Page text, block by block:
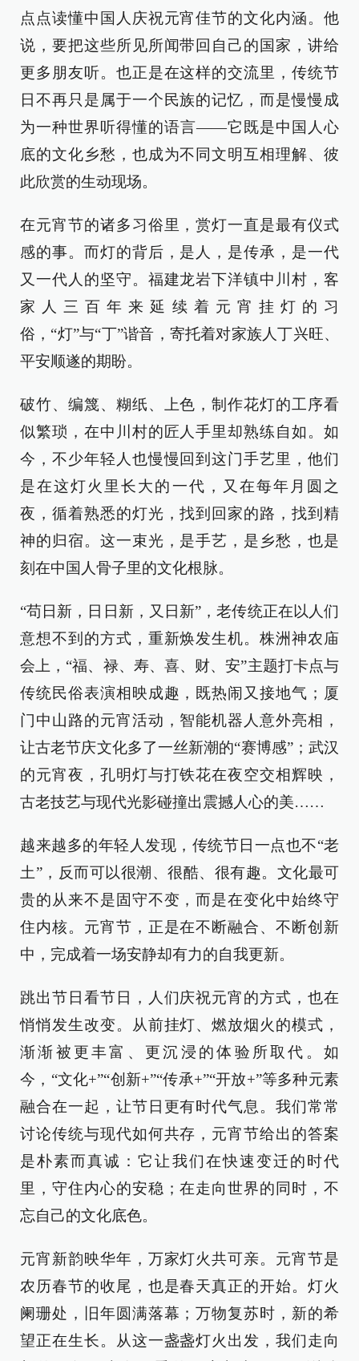
点点读懂中国人庆祝元宵佳节的文化内涵。他
说，要把这些所见所闻带回自己的国家，讲给
更多朋友听。也正是在这样的交流里，传统节
日不再只是属于一个民族的记忆，而是慢慢成
为一种世界听得懂的语言——它既是中国人心
底的文化乡愁，也成为不同文明互相理解、彼
此欣赏的生动现场。
在元宵节的诸多习俗里，赏灯一直是最有仪式
感的事。而灯的背后，是人，是传承，是一代
又一代人的坚守。福建龙岩下洋镇中川村，客
家人三百年来延续着元宵挂灯的习
俗，“灯”与“丁”谐音，寄托着对家族人丁兴旺、
平安顺遂的期盼。
破竹、编篾、糊纸、上色，制作花灯的工序看
似繁琐，在中川村的匠人手里却熟练自如。如
今，不少年轻人也慢慢回到这门手艺里，他们
是在这灯火里长大的一代，又在每年月圆之
夜，循着熟悉的灯光，找到回家的路，找到精
神的归宿。这一束光，是手艺，是乡愁，也是
刻在中国人骨子里的文化根脉。
“苟日新，日日新，又日新”，老传统正在以人们
意想不到的方式，重新焕发生机。株洲神农庙
会上，“福、禄、寿、喜、财、安”主题打卡点与
传统民俗表演相映成趣，既热闹又接地气；厦
门中山路的元宵活动，智能机器人意外亮相，
让古老节庆文化多了一丝新潮的“赛博感”；武汉
的元宵夜，孔明灯与打铁花在夜空交相辉映，
古老技艺与现代光影碰撞出震撼人心的美……
越来越多的年轻人发现，传统节日一点也不“老
土”，反而可以很潮、很酷、很有趣。文化最可
贵的从来不是固守不变，而是在变化中始终守
住内核。元宵节，正是在不断融合、不断创新
中，完成着一场安静却有力的自我更新。
跳出节日看节日，人们庆祝元宵的方式，也在
悄悄发生改变。从前挂灯、燃放烟火的模式，
渐渐被更丰富、更沉浸的体验所取代。如
今，“文化+”“创新+”“传承+”“开放+”等多种元素
融合在一起，让节日更有时代气息。我们常常
讨论传统与现代如何共存，元宵节给出的答案
是朴素而真诚：它让我们在快速变迁的时代
里，守住内心的安稳；在走向世界的同时，不
忘自己的文化底色。
元宵新韵映华年，万家灯火共可亲。元宵节是
农历春节的收尾，也是春天真正的开始。灯火
阑珊处，旧年圆满落幕；万物复苏时，新的希
望正在生长。从这一盏盏灯火出发，我们走向